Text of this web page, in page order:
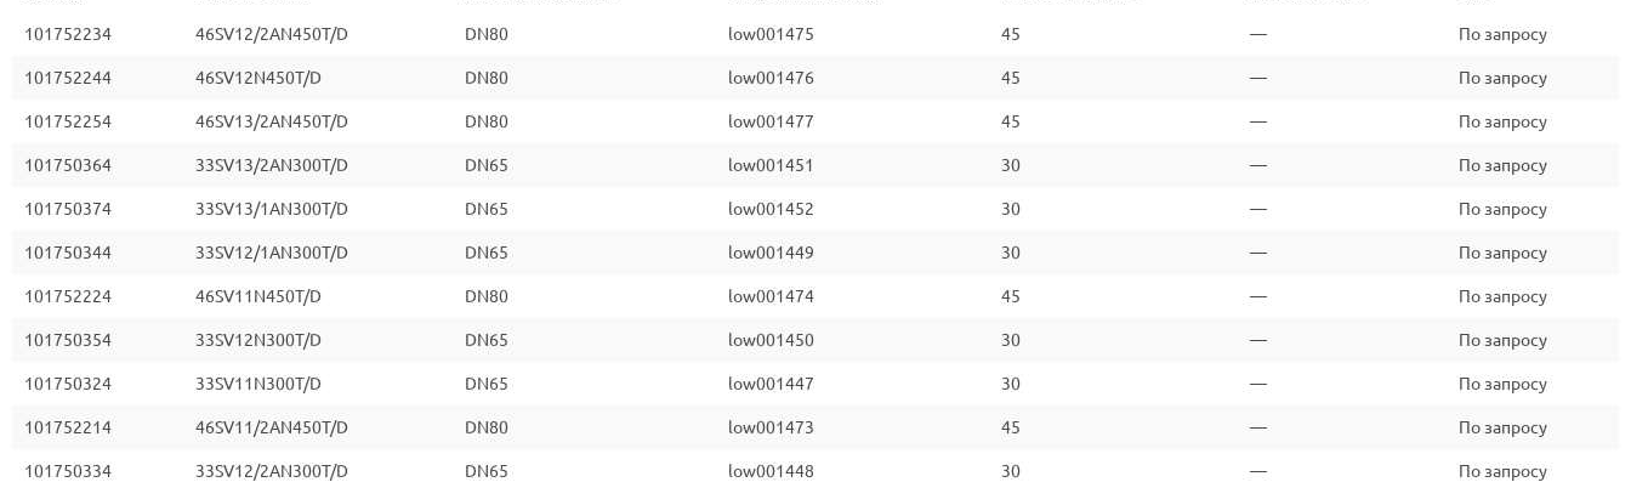
101752234 46SV12/2AN450T/D DN80 low001475 45 — По запросу
101752244 46SV12N450T/D DN80 low001476 45 — По запросу
101752254 46SV13/2AN450T/D DN80 low001477 45 — По запросу
101750364 33SV13/2AN300T/D DN65 low001451 30 — По запросу
101750374 33SV13/1AN300T/D DN65 low001452 30 — По запросу
101750344 33SV12/1AN300T/D DN65 low001449 30 — По запросу
101752224 46SV11N450T/D DN80 low001474 45 — По запросу
101750354 33SV12N300T/D DN65 low001450 30 — По запросу
101750324 33SV11N300T/D DN65 low001447 30 — По запросу
101752214 46SV11/2AN450T/D DN80 low001473 45 — По запросу
101750334 33SV12/2AN300T/D DN65 low001448 30 — По запросу